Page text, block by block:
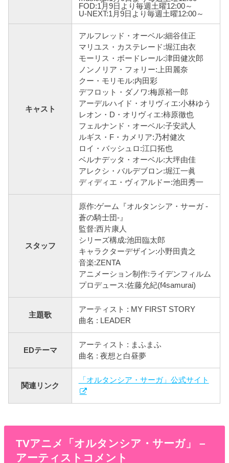
FOD:1月9日より毎週土曜12:00～
U-NEXT:1月9日より毎週土曜12:00～
キャスト
アルフレッド・オーベル:細谷佳正
マリユス・カステレード:堀江由衣
モーリス・ボードレール:津田健次郎
ノンノリア・フォリー:上田麗奈
クー・モリモル:内田彩
デフロット・ダノワ:梅原裕一郎
アーデルハイド・オリヴィエ:小林ゆう
レオン・D・オリヴィエ:柿原徹也
フェルナンド・オーベル:子安武人
ルギス・F・カメリア:乃村健次
ロイ・バッシュロ:江口拓也
ベルナデッタ・オーベル:大坪由佳
アレクシ・バルデブロン:堀江一眞
ディディエ・ヴィアルドー:池田秀一
スタッフ
原作:ゲーム『オルタンシア・サーガ -
蒼の騎士団-』
監督:西片康人
シリーズ構成:池田臨太郎
キャラクターデザイン:小野田貴之
音楽:ZENTA
アニメーション制作:ライデンフィルム
プロデュース:佐藤允紀(f4samurai)
主題歌
アーティスト : MY FIRST STORY
曲名 : LEADER
EDテーマ
アーティスト : まふまふ
曲名 : 夜想と白昼夢
関連リンク
「オルタンシア・サーガ」公式サイト
TVアニメ「オルタンシア・サーガ」 –
アーティストコメント